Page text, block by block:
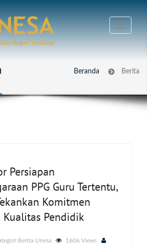
Beranda Berita
Persiapan
PPG Guru Tertentu,
Komitmen
Pendidik
Berita Unesa
1606 Views